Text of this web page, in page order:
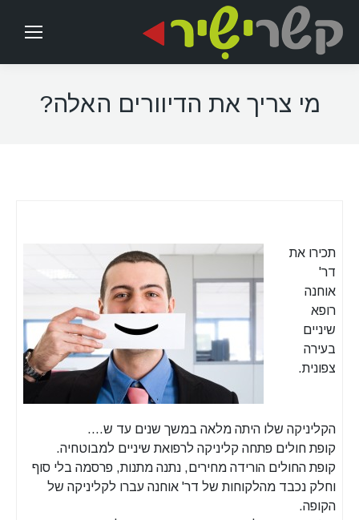
מי צריך את הדיוורים האלה?
תכירו את
דר'
אוחנה
רופא
שיניים
בעירה
צפונית.
הקליניקה שלו היתה מלאה במשך שנים עד ש….
קופת חולים פתחה קליניקה לרפואת שיניים למבוטחיה.
קופת החולים הורידה מחירים, נתנה מתנות, פרסמה בלי סוף
וחלק נכבד מהלקוחות של דר' אוחנה עברו לקליניקה של
הקופה.